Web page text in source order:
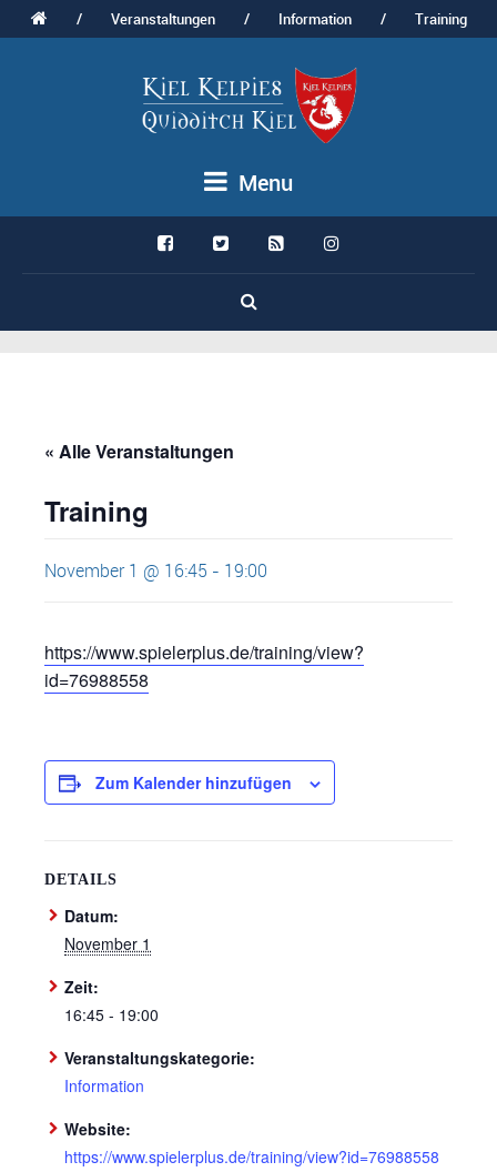
/ Veranstaltungen / Information / Training
Menu
« Alle Veranstaltungen
Training
November 1 @ 16:45 - 19:00
https://www.spielerplus.de/training/view?
id=76988558
Zum Kalender hinzufügen
DETAILS
Datum:
November 1
Zeit:
16:45 - 19:00
Veranstaltungskategorie:
Information
Website:
https://www.spielerplus.de/training/view?id=76988558